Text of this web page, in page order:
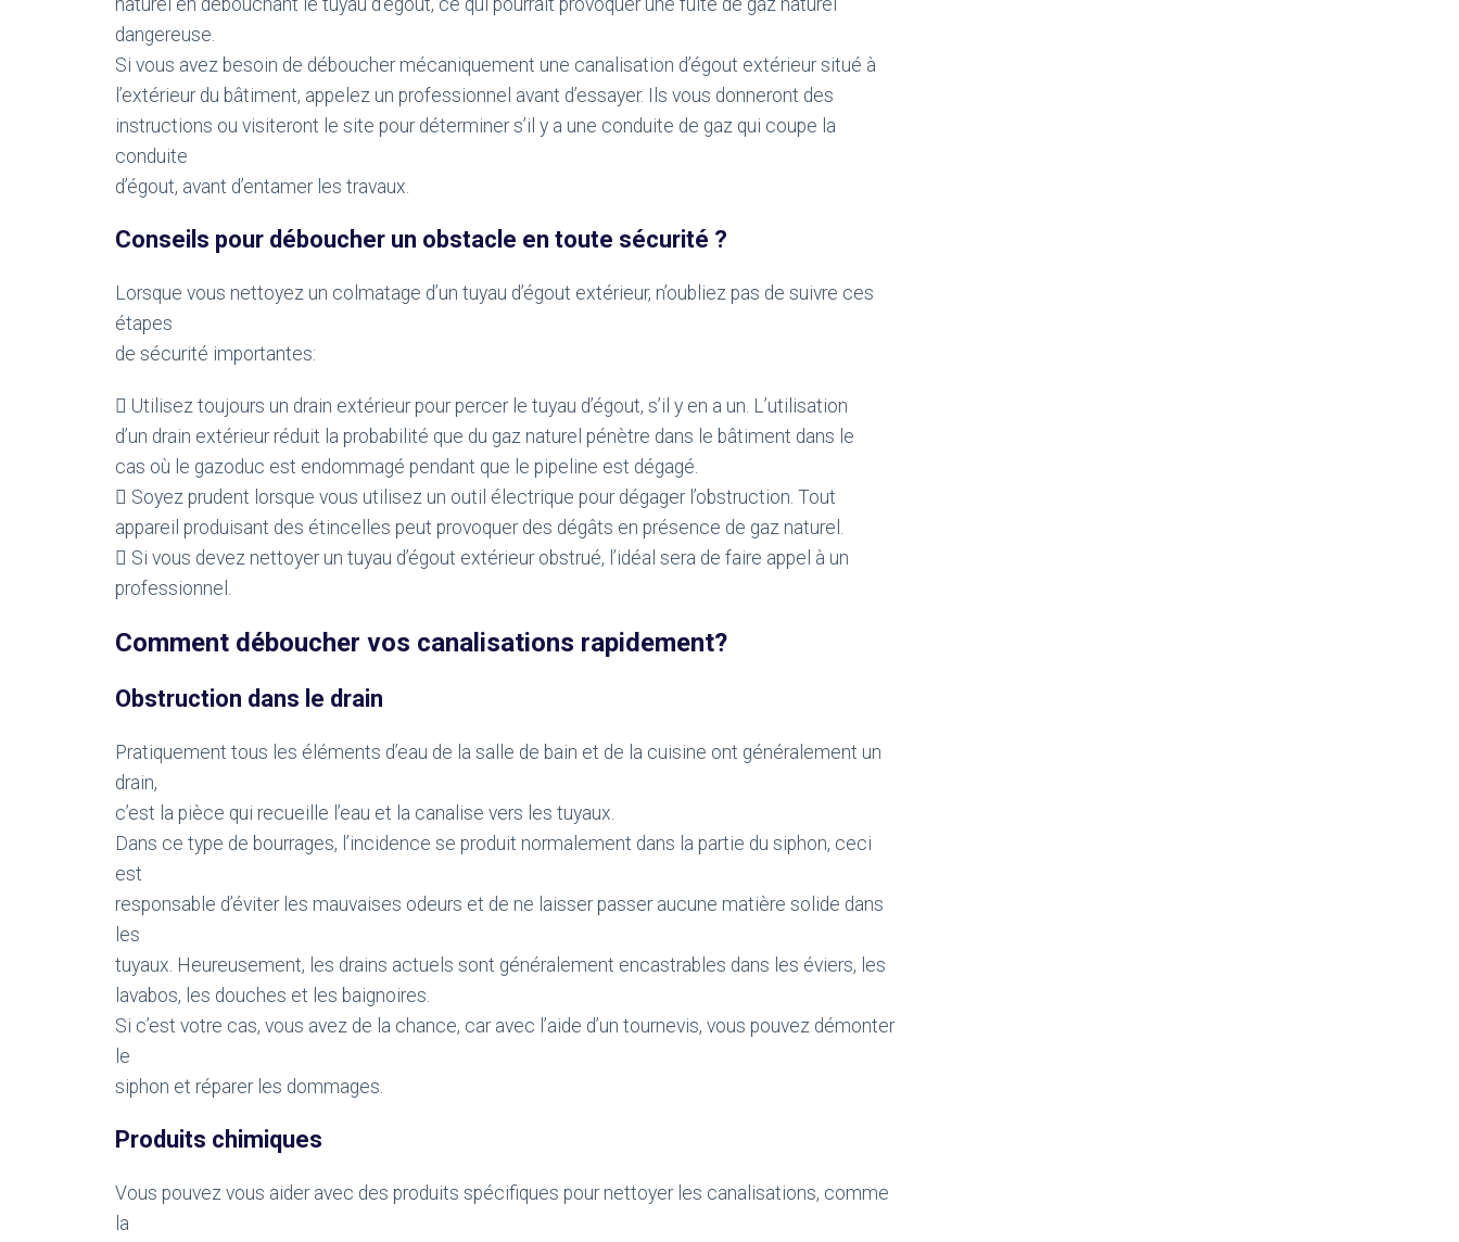
dangereuse.
Si vous avez besoin de déboucher mécaniquement une canalisation d’égout extérieur situé à
l’extérieur du bâtiment, appelez un professionnel avant d’essayer. Ils vous donneront des
instructions ou visiteront le site pour déterminer s’il y a une conduite de gaz qui coupe la
conduite
d’égout, avant d’entamer les travaux.
Conseils pour déboucher un obstacle en toute sécurité ?
Lorsque vous nettoyez un colmatage d’un tuyau d’égout extérieur, n’oubliez pas de suivre ces
étapes
de sécurité importantes:
 Utilisez toujours un drain extérieur pour percer le tuyau d’égout, s’il y en a un. L’utilisation
d’un drain extérieur réduit la probabilité que du gaz naturel pénètre dans le bâtiment dans le
cas où le gazoduc est endommagé pendant que le pipeline est dégagé.
 Soyez prudent lorsque vous utilisez un outil électrique pour dégager l’obstruction. Tout
appareil produisant des étincelles peut provoquer des dégâts en présence de gaz naturel.
 Si vous devez nettoyer un tuyau d’égout extérieur obstrué, l’idéal sera de faire appel à un
professionnel.
Comment déboucher vos canalisations rapidement?
Obstruction dans le drain
Pratiquement tous les éléments d’eau de la salle de bain et de la cuisine ont généralement un
drain,
c’est la pièce qui recueille l’eau et la canalise vers les tuyaux.
Dans ce type de bourrages, l’incidence se produit normalement dans la partie du siphon, ceci
est
responsable d’éviter les mauvaises odeurs et de ne laisser passer aucune matière solide dans
les
tuyaux. Heureusement, les drains actuels sont généralement encastrables dans les éviers, les
lavabos, les douches et les baignoires.
Si c’est votre cas, vous avez de la chance, car avec l’aide d’un tournevis, vous pouvez démonter
le
siphon et réparer les dommages.
Produits chimiques
Vous pouvez vous aider avec des produits spécifiques pour nettoyer les canalisations, comme
la